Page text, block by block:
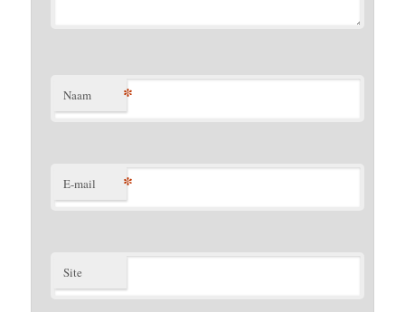
Naam *
E-mail *
Site